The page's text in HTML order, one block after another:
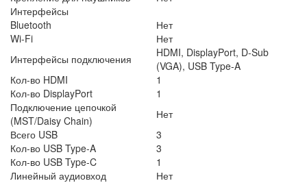
Интерфейсы
Bluetooth
Нет
Wi-Fi
Нет
Интерфейсы подключения
HDMI, DisplayPort, D-Sub
(VGA), USB Type-A
Кол-во HDMI
1
Кол-во DisplayPort
1
Подключение цепочкой
(MST/Daisy Chain)
Нет
Всего USB
3
Кол-во USB Type-A
3
Кол-во USB Type-C
1
Линейный аудиовход
Нет